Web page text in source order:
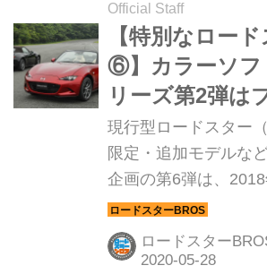
Official Staff
【特別なロー
⑥】カラーソフ
リーズ第2弾は
トトップの「キ
ップ」
現行型ロードスター
限定・追加モデルな
企画の第6弾は、
特別仕様の「Caramel
ルトップ）」だ。
ロードスター